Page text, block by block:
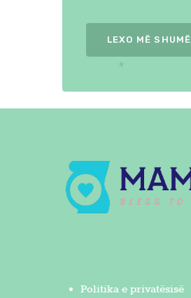
LEXO MË SHUMË
Politika e privatësisë